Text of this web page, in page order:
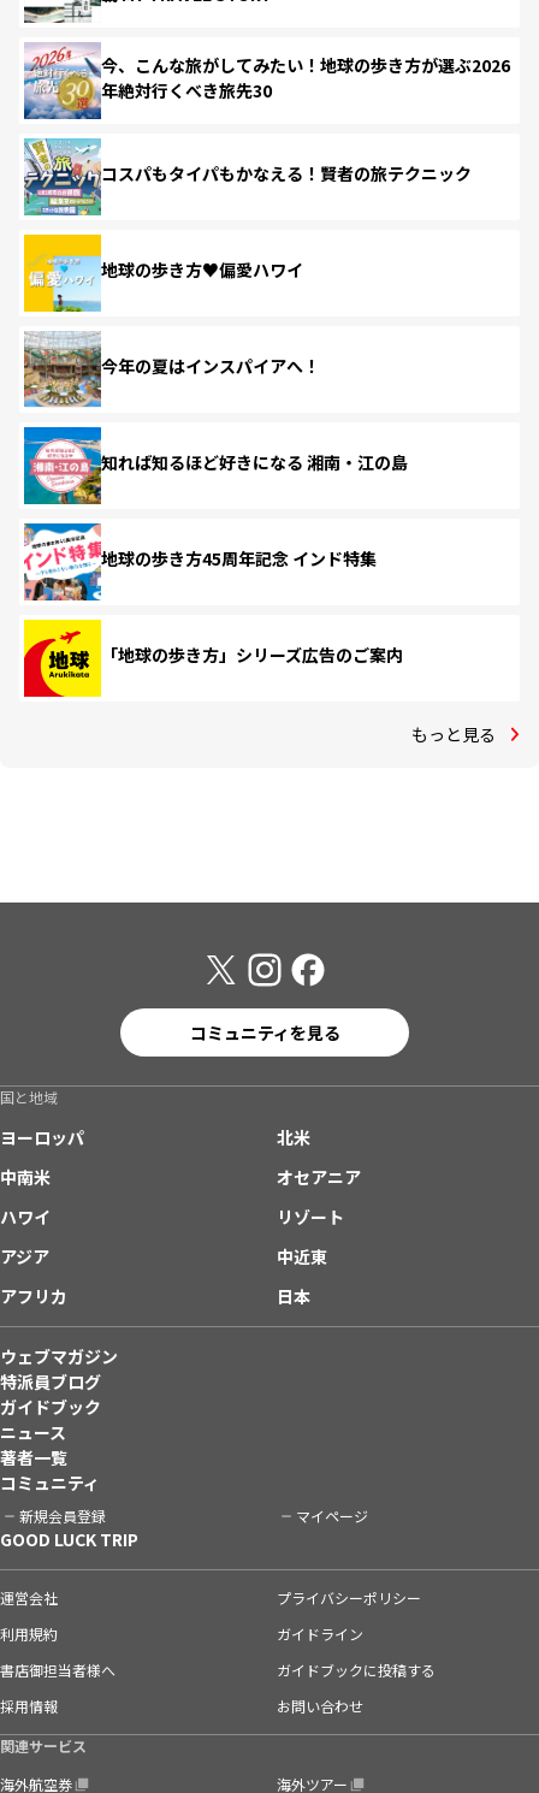
今、こんな旅がしてみたい！地球の歩き方が選ぶ2026
年絶対行くべき旅先30
コスパもタイパもかなえる！賢者の旅テクニック
地球の歩き方♥偏愛ハワイ
今年の夏はインスパイアへ！
知れば知るほど好きになる 湘南・江の島
地球の歩き方45周年記念 インド特集
「地球の歩き方」シリーズ広告のご案内
もっと見る
コミュニティを見る
国と地域
ヨーロッパ
北米
中南米
オセアニア
ハワイ
リゾート
アジア
中近東
アフリカ
日本
ウェブマガジン
特派員ブログ
ガイドブック
ニュース
著者一覧
コミュニティ
新規会員登録 マイページ
GOOD LUCK TRIP
運営会社
プライバシーポリシー
利用規約
ガイドライン
書店御担当者様へ
ガイドブックに投稿する
採用情報
お問い合わせ
関連サービス
海外航空券
海外ツアー